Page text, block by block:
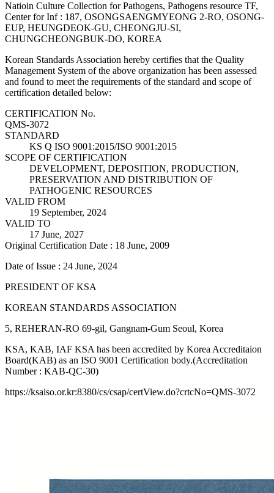
Natioin Culture Collection for Pathogens, Pathogens resource TF,
Center for Inf : 187, OSONGSAENGMYEONG 2-RO, OSONG-
EUP, HEUNGDEOK-GU, CHEONGJU-SI,
CHUNGCHEONGBUK-DO, KOREA
Korean Standards Association hereby certifies that the Quality
Management System of the above organization has been assessed
and found to meet the requirements of the standard and scope of
certification detailed below:
CERTIFICATION No.
QMS-3072
STANDARD
KS Q ISO 9001:2015/ISO 9001:2015
SCOPE OF CERTIFICATION
DEVELOPMENT, DEPOSITION, PRODUCTION,
PRESERVATION AND DISTRIBUTION OF
PATHOGENIC RESOURCES
VALID FROM
19 September, 2024
VALID TO
17 June, 2027
Original Certification Date : 18 June, 2009
Date of Issue : 24 June, 2024
PRESIDENT OF KSA
KOREAN STANDARDS ASSOCIATION
5, REHERAN-RO 69-gil, Gangnam-Gum Seoul, Korea
KSA, KAB, IAF KSA has been accredited by Korea Accreditaion
Board(KAB) as an ISO 9001 Certification body.(Accreditation
Number : KAB-QC-30)
https://ksaiso.or.kr:8380/cs/csap/certView.do?crtcNo=QMS-3072